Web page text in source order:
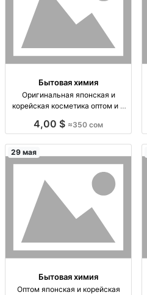
Бытовая химия
Оригинальная японская и
корейская косметика оптом и в
в регионы ЯП/КОР косметика:
Доставка по городу 300–350
KGS, в регионы 350–450 KGS,
4,00 $ ≈350 сом
29 мая
Бытовая химия
Оптом японская и корейская